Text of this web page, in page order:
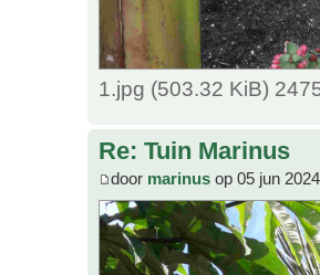
1.jpg (503.32 KiB)
Re: Tuin Marinus
door marinus op 05 jun